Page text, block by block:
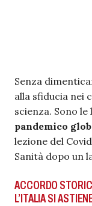
Senza
alla sfiducia nei
scienza. Sono le
pandemico
lezione del
Sanità dopo un
ACCORDO
L’ITALIA SI